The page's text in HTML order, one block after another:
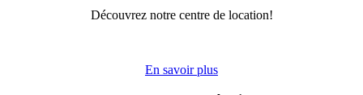
Découvrez notre centre de location!
En savoir plus